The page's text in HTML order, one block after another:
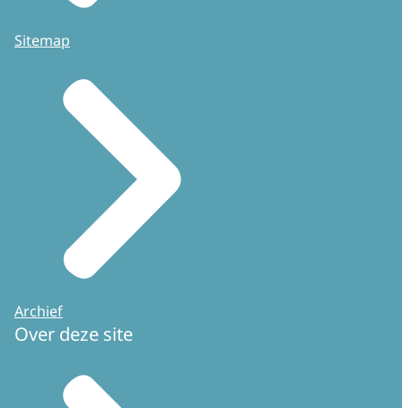
Sitemap
Archief
Over deze site